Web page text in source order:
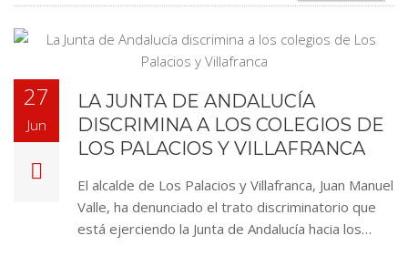
27
Jun
LA JUNTA DE ANDALUCÍA
DISCRIMINA A LOS COLEGIOS DE
LOS PALACIOS Y VILLAFRANCA
El alcalde de Los Pa­lacios y Villafranca, Juan Manuel
Valle, ha denunciado el tr­ato discriminatorio que
está ejerciendo la Junta de Andalucía hacia los…